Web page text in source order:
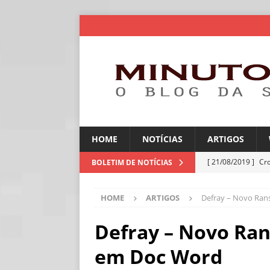
HOME NOTÍCIAS ARTIGOS
BOLETIM DE NOTÍCIAS [ 21/08/2019 ]
[ 30/07/2026 ]
[ 30/07/2026 ]
[ 30/07/2026 ]
HOME ARTIGOS Defray – Novo
Defray – Novo
em Doc Word